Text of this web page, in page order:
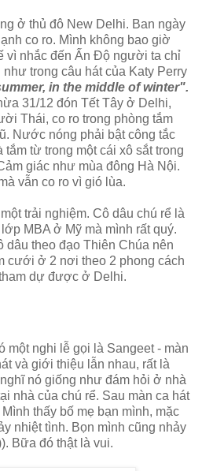
ở thủ đô New Delhi. Ban ngày
co ro. Mình không bao giờ
vì nhắc đến Ấn Độ người ta chỉ
trong câu hát của Katy Perry
in the middle of winter".
31/12 đón Tết Tây ở Delhi,
Thái, co ro trong phòng tắm
Nước nóng phải bật công tắc
từ trong một cái xô sắt trong
giác như mùa đông Hà Nội.
vẫn co ro vì gió lùa.
trải nghiệm. Cô dâu chú rể là
MBA ở Mỹ mà mình rất quý.
dâu theo đạo Thiên Chúa nên
cưới ở 2 nơi theo 2 phong cách
dự được ở Delhi.
nghi lễ gọi là Sangeet - màn
và giới thiệu lẫn nhau, rất là
nó giống như đám hỏi ở nhà
nhà của chú rể. Sau màn ca hát
thấy bố mẹ bạn mình, mặc
nhiệt tình. Bọn mình cũng nhảy
Bữa đó thật là vui.